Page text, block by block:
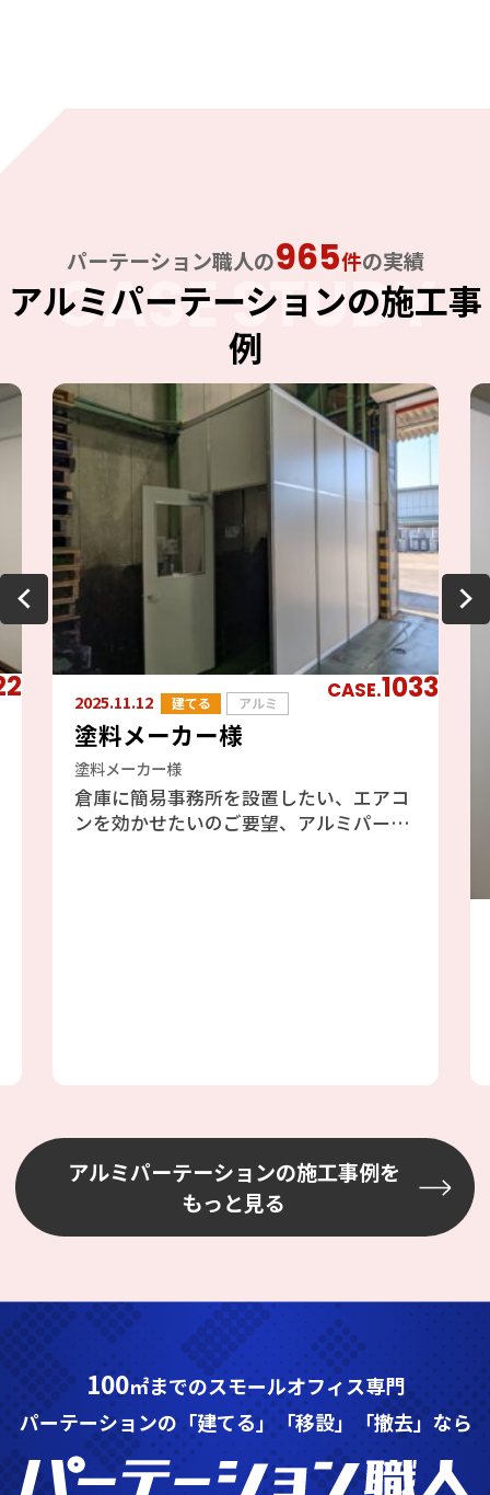
CASE STUDY
パーテーション職人の965件の実績
アルミパーテーションの施工事
例
CASE.1033
2025.11.12 建てる アルミ
塗料メーカー様
塗料メーカー様
倉庫に簡易事務所を設置したい、エアコ
ンを効かせたいのご要望、アルミパーテ
アルミパーテーションの施工事例を
もっと見る
100㎡までのスモールオフィス専門
パーテーションの「建てる」「移設」「撤去」なら